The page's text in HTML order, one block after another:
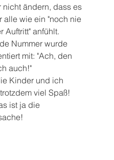
nicht ändern, dass es
alle wie ein "noch nie
Auftritt" anfühlt.
Nummer wurde
mit: "Ach, den
auch!"
Kinder und ich
viel Spaß!
ist ja die